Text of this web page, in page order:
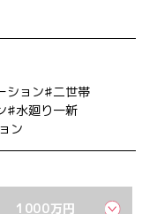
ション
二世帯
水廻り一新
ン
1000万円